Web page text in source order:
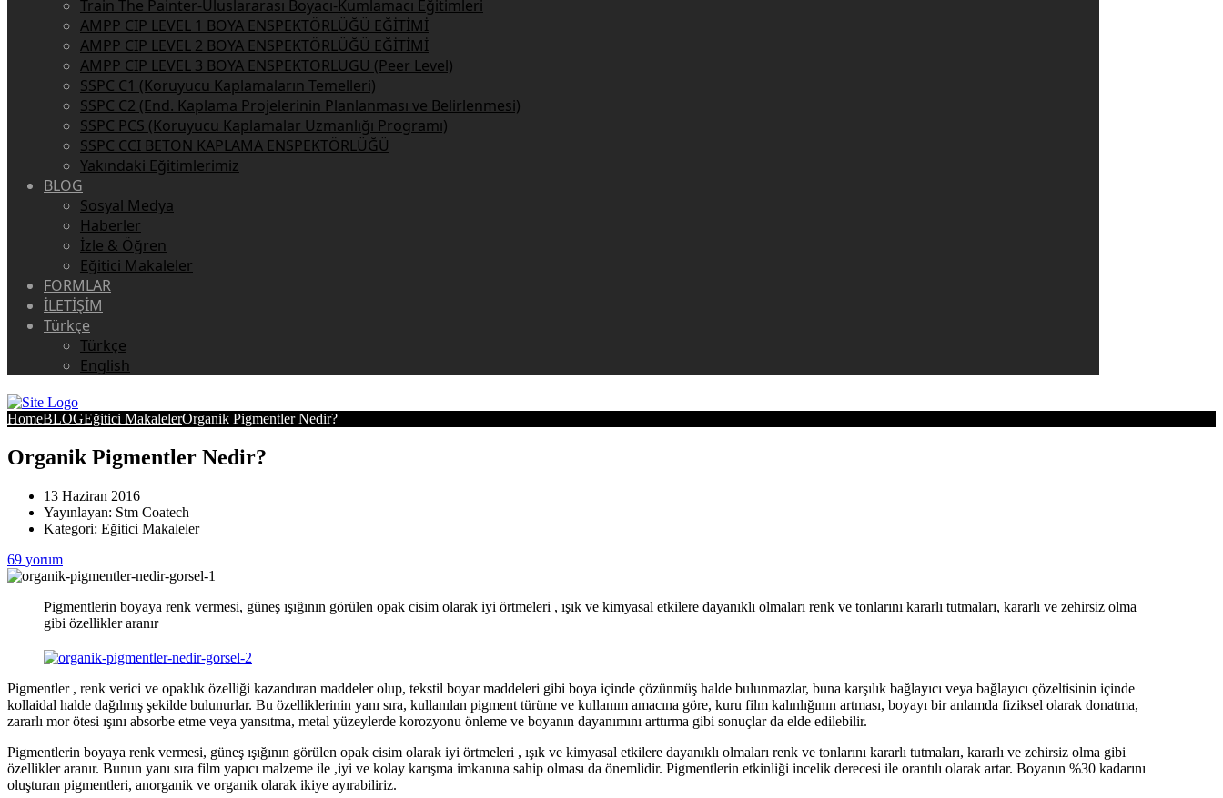
Train The Painter-Uluslararası Boyacı-Kumlamacı Eğitimleri
AMPP CIP LEVEL 1 BOYA ENSPEKTÖRLÜĞÜ EĞİTİMİ
AMPP CIP LEVEL 2 BOYA ENSPEKTÖRLÜĞÜ EĞİTİMİ
AMPP CIP LEVEL 3 BOYA ENSPEKTORLUGU (Peer Level)
SSPC C1 (Koruyucu Kaplamaların Temelleri)
SSPC C2 (End. Kaplama Projelerinin Planlanması ve Belirlenmesi)
SSPC PCS (Koruyucu Kaplamalar Uzmanlığı Programı)
SSPC CCI BETON KAPLAMA ENSPEKTÖRLÜĞÜ
Yakındaki Eğitimlerimiz
BLOG
Sosyal Medya
Haberler
İzle & Öğren
Eğitici Makaleler
FORMLAR
İLETİŞİM
Türkçe
Türkçe
English
HomeBLOGEğitici MakalelerOrganik Pigmentler Nedir?
Organik Pigmentler Nedir?
13 Haziran 2016
Yayınlayan: Stm Coatech
Kategori: Eğitici Makaleler
69 yorum
Pigmentlerin boyaya renk vermesi, güneş ışığının görülen opak cisim olarak iyi örtmeleri , ışık ve kimyasal etkilere dayanıklı olmaları renk ve tonlarını kararlı tutmaları, kararlı ve zehirsiz olma
gibi özellikler aranır
Pigmentler , renk verici ve opaklık özelliği kazandıran maddeler olup, tekstil boyar maddeleri gibi boya içinde çözünmüş halde bulunmazlar, buna karşılık bağlayıcı veya bağlayıcı çözeltisinin içinde
kollaidal halde dağılmış şekilde bulunurlar. Bu özelliklerinin yanı sıra, kullanılan pigment türüne ve kullanım amacına göre, kuru film kalınlığının artması, boyayı bir anlamda fiziksel olarak donatma,
zararlı mor ötesi ışını absorbe etme veya yansıtma, metal yüzeylerde korozyonu önleme ve boyanın dayanımını arttırma gibi sonuçlar da elde edilebilir.
Pigmentlerin boyaya renk vermesi, güneş ışığının görülen opak cisim olarak iyi örtmeleri , ışık ve kimyasal etkilere dayanıklı olmaları renk ve tonlarını kararlı tutmaları, kararlı ve zehirsiz olma gibi
özellikler aranır. Bunun yanı sıra film yapıcı malzeme ile ,iyi ve kolay karışma imkanına sahip olması da önemlidir. Pigmentlerin etkinliği incelik derecesi ile orantılı olarak artar. Boyanın %30 kadarını
oluşturan pigmentleri, anorganik ve organik olarak ikiye ayırabiliriz.